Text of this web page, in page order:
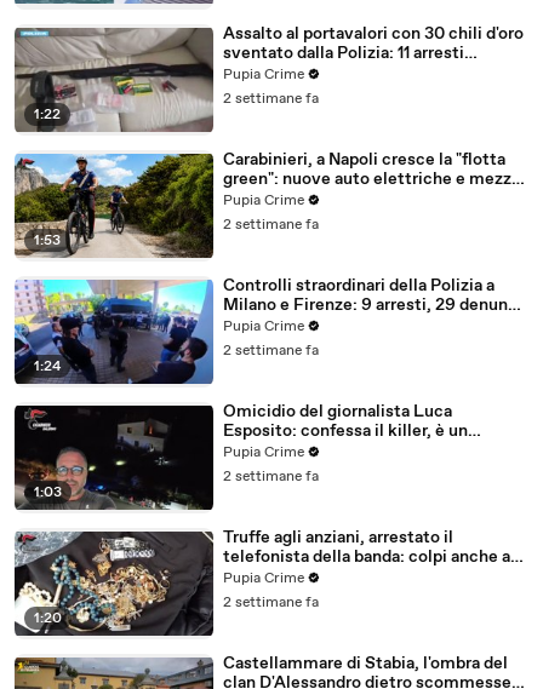
1:22
Assalto al portavalori con 30 chili d'oro
sventato dalla Polizia: 11 arresti
(25.07.26)
Pupia Crime
2 settimane fa
1:53
Carabinieri, a Napoli cresce la "flotta
green": nuove auto elettriche e mezzi
sostenibili anche sulle isole (25.07.26)
Pupia Crime
2 settimane fa
1:24
Controlli straordinari della Polizia a
Milano e Firenze: 9 arresti, 29 denunce
e oltre 7mila persone identificate
(25.07.26)
Pupia Crime
2 settimane fa
1:03
Omicidio del giornalista Luca
Esposito: confessa il killer, è un
26enne tunisino (25.07.26)
Pupia Crime
2 settimane fa
1:20
Truffe agli anziani, arrestato il
telefonista della banda: colpi anche ad
Aversa, oltre 300mila euro il bottino
stimato (24.07.26)
Pupia Crime
2 settimane fa
Castellammare di Stabia, l'ombra del
clan D'Alessandro dietro scommesse